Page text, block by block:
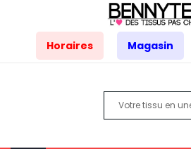
Horaires Magasin